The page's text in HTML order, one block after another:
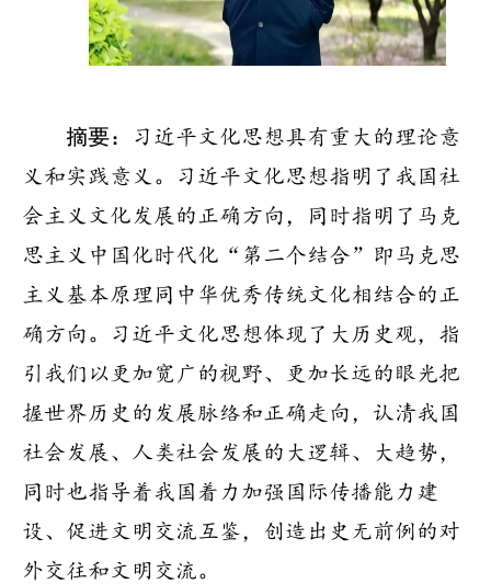
摘要：
习近平文化思想具有重大的理论意
义和实践意义。习近平文化思想指明了我国社
会主义文化发展的正确方向，同时指明了马克
思主义中国化时代化“第二个结合”即马克思
主义基本原理同中华优秀传统文化相结合的正
确方向。习近平文化思想体现了大历史观，指
引我们以更加宽广的视野、更加长远的眼光把
握世界历史的发展脉络和正确走向，认清我国
社会发展、人类社会发展的大逻辑、大趋势，
同时也指导着我国着力加强国际传播能力建
设、促进文明交流互鉴，创造出史无前例的对
外交往和文明交流。